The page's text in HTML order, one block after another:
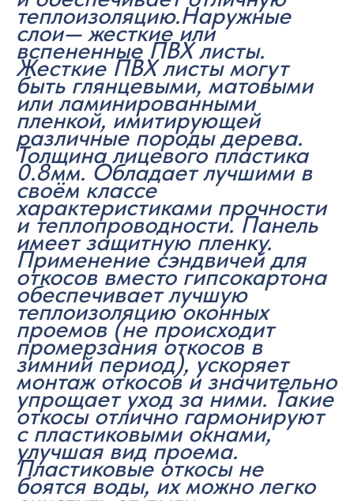
теплоизоляцию.Наружные
слои— жесткие или
вспененные ПВХ листы.
Жесткие ПВХ листы могут
быть глянцевыми, матовыми
или ламинированными
пленкой, имитирующей
различные породы дерева.
Толщина лицевого пластика
0.8мм. Обладает лучшими в
своём классе
характеристиками прочности
и теплопроводности. Панель
имеет защитную пленку.
Применение сэндвичей для
откосов вместо гипсокартона
обеспечивает лучшую
теплоизоляцию оконных
проемов (не происходит
промерзания откосов в
зимний период), ускоряет
монтаж откосов и значительно
упрощает уход за ними. Такие
откосы отлично гармонируют
с пластиковыми окнами,
улучшая вид проема.
Пластиковые откосы не
боятся воды, их можно легко